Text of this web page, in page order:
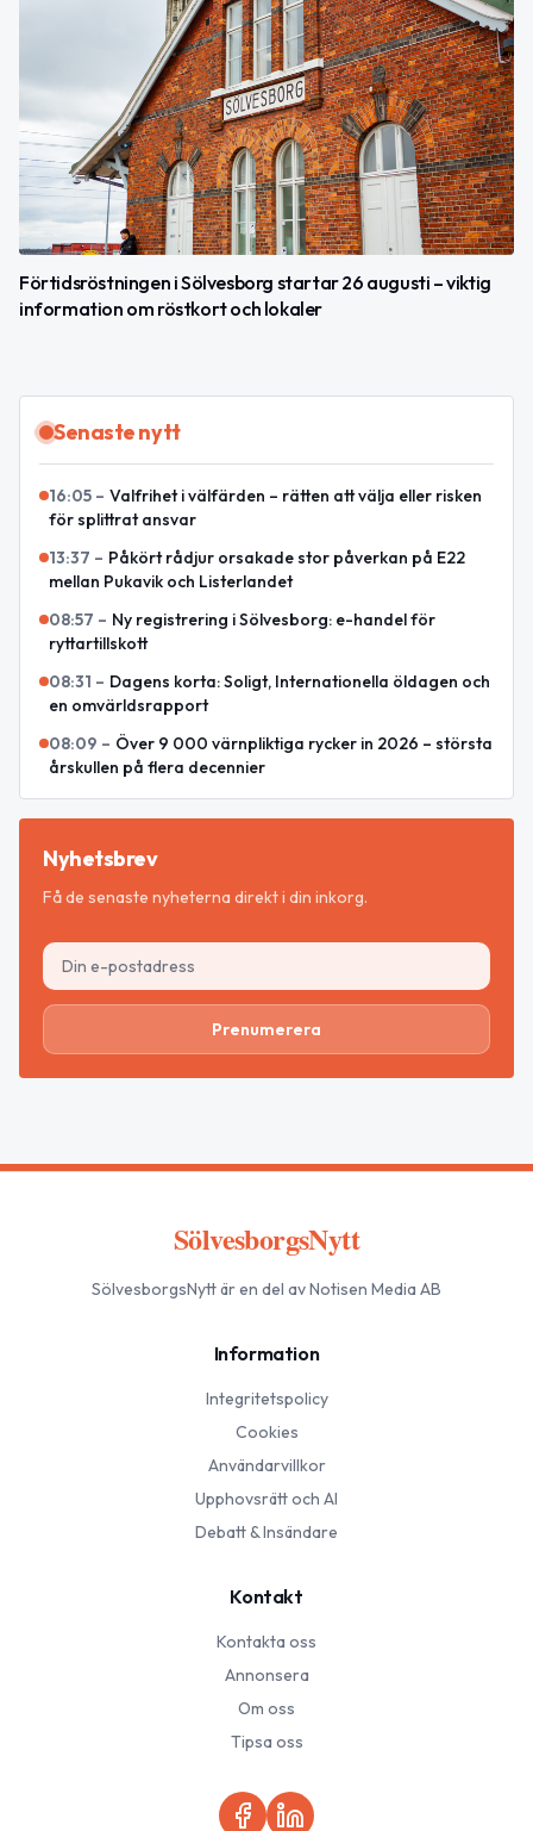
Förtidsröstningen i Sölvesborg startar 26 augusti – viktig
information om röstkort och lokaler
Senaste nytt
16:05 – Valfrihet i välfärden – rätten att välja eller risken
för splittrat ansvar
13:37 – Påkört rådjur orsakade stor påverkan på E22
mellan Pukavik och Listerlandet
08:57 – Ny registrering i Sölvesborg: e-handel för
ryttartillskott
08:31 – Dagens korta: Soligt, Internationella öldagen och
en omvärldsrapport
08:09 – Över 9 000 värnpliktiga rycker in 2026 – största
årskullen på flera decennier
Nyhetsbrev
Få de senaste nyheterna direkt i din inkorg.
Prenumerera
SölvesborgsNytt
SölvesborgsNyttär en del av Notisen Media AB
Information
Integritetspolicy
Cookies
Användarvillkor
Upphovsrätt och AI
Debatt & Insändare
Kontakt
Kontakta oss
Annonsera
Om oss
Tipsa oss